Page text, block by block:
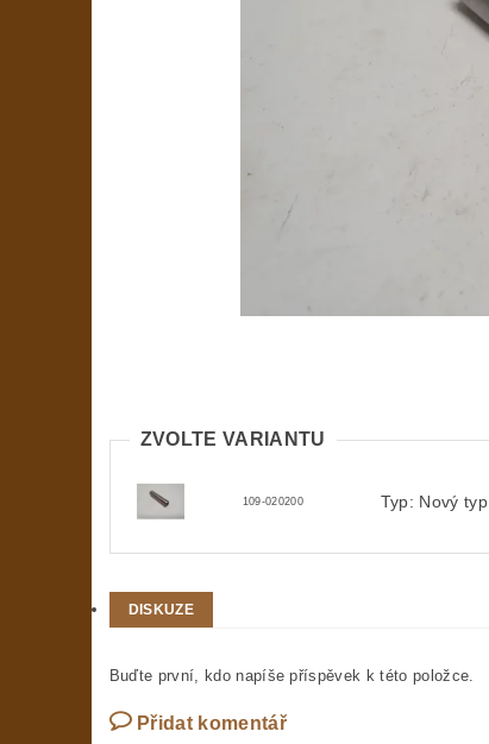
ZVOLTE VARIANTU
109-020200 Typ: Nový typ
DISKUZE
Buďte první, kdo napíše příspěvek k této položce.
Přidat komentář